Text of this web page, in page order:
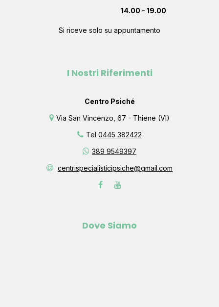
14.00 - 19.00
Si riceve solo su appuntamento
I Nostri Riferimenti
Centro Psiché
Via San Vincenzo, 67 - Thiene (VI)
Tel 0445 382422
389 9549397
centrispecialisticipsiche@gmail.com
Dove Siamo